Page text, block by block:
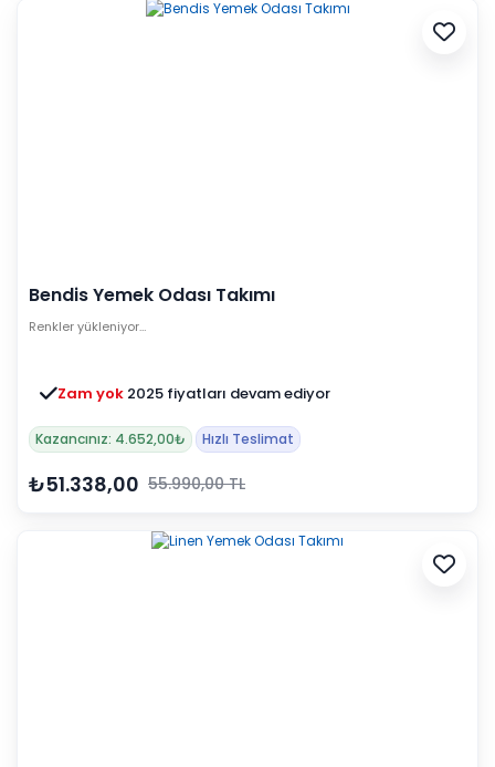
Bendis Yemek Odası Takımı
Renkler yükleniyor…
Zam yok 2025 fiyatları devam ediyor
Kazancınız: 4.652,00₺ Hızlı Teslimat
₺51.338,00 55.990,00 TL